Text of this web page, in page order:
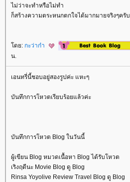
ไม่ว่าจะทำหรือไม่ทำ
ก็สร้างความตระหนกตกใจได้มากมายจริงๆครับ
ดย: กะว่าก๋า
น.
เอนทรี่นี้ชอบอยู่สองรูปค่ะ แหะๆ
บันทึกการโหวตเรียบร้อยแล้วค่ะ
บันทึกการโหวต Blog ในวันนี้
ผู้เขียน Blog หมวดเนื้อหา Blog ได้รับโหวต
เริงฤดีนะ Movie Blog ดู Blog
Rinsa Yoyolive Review Travel Blog ดู Blog